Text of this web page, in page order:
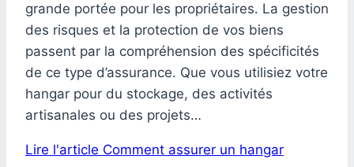
grande portée pour les propriétaires. La gestion
des risques et la protection de vos biens
passent par la compréhension des spécificités
de ce type d’assurance. Que vous utilisiez votre
hangar pour du stockage, des activités
artisanales ou des projets…
Lire l'article Comment assurer un hangar